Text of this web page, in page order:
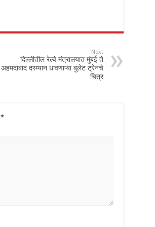
Next
दिल्लीतील रेल्वे मंत्रालयात मुंबई ते
अहमदाबाद दरम्यान धावणाऱ्या बुलेट ट्रेनचे
चित्र
*